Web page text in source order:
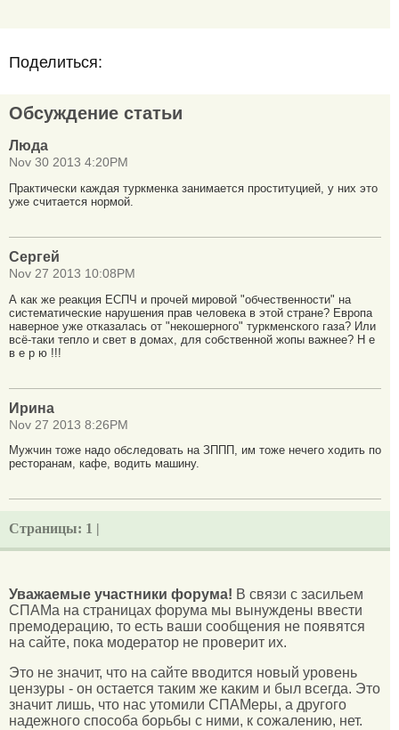
Поделиться:
Обсуждение статьи
Люда
Nov 30 2013 4:20PM
Практически каждая туркменка занимается проституцией, у них это
уже считается нормой.
Сергей
Nov 27 2013 10:08PM
А как же реакция ЕСПЧ и прочей мировой "обчественности" на
систематические нарушения прав человека в этой стране? Европа
наверное уже отказалась от "некошерного" туркменского газа? Или
всё-таки тепло и свет в домах, для собственной жопы важнее? Н е
в е р ю !!!
Ирина
Nov 27 2013 8:26PM
Мужчин тоже надо обследовать на ЗППП, им тоже нечего ходить по
ресторанам, кафе, водить машину.
Страницы: 1 |
Уважаемые участники форума! В связи с засильем
СПАМа на страницах форума мы вынуждены ввести
премодерацию, то есть ваши сообщения не появятся
на сайте, пока модератор не проверит их.
Это не значит, что на сайте вводится новый уровень
цензуры - он остается таким же каким и был всегда. Это
значит лишь, что нас утомили СПАМеры, а другого
надежного способа борьбы с ними, к сожалению, нет.